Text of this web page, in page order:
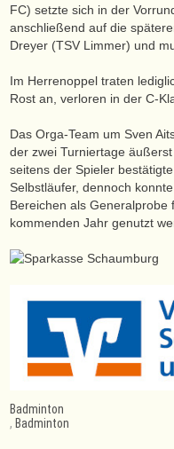
FC) setzte sich in der
anschließend auf die
Dreyer (TSV Limmer) und
Im Herrenoppel traten
Rost an, verloren in der C-
Das Orga-Team um Sven
der zwei Turniertage
seitens der Spieler
Selbstläufer, dennoch
Bereichen als Generalprobe
kommenden Jahr genutzt
Badminton
, Badminton